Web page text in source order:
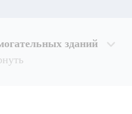
зданий